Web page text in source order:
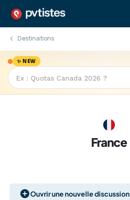
Destinations
✨ NEW
France
Ouvrir une nouvelle discussion